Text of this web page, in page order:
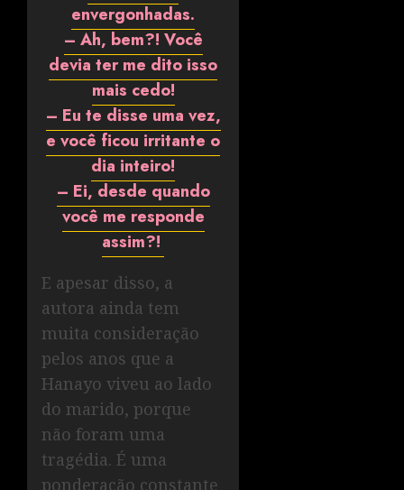
envergonhadas.
– Ah, bem?! Você
devia ter me dito isso
mais cedo!
– Eu te disse uma vez,
e você ficou irritante o
dia inteiro!
– Ei, desde quando
você me responde
assim?!
E apesar disso, a
autora ainda tem
muita consideração
pelos anos que a
Hanayo viveu ao lado
do marido, porque
não foram uma
tragédia. É uma
ponderação constante